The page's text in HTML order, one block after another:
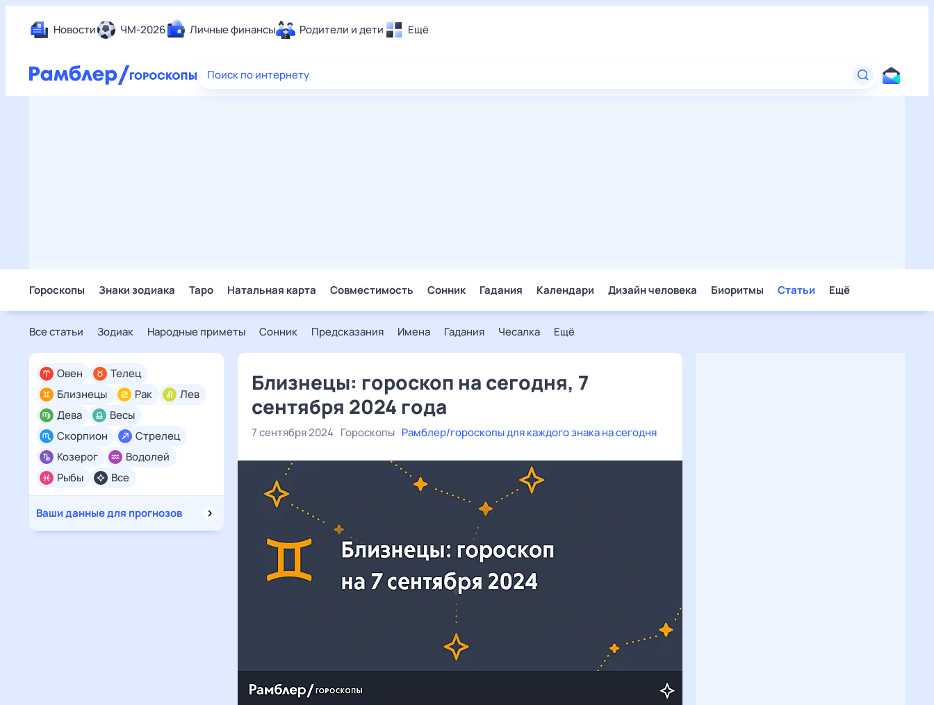
Новости ЧМ-2026 Личные финансы Родители и дети Ещё
Еда
Поиск по интернету
Гороскопы Знаки зодиака Таро Натальная карта Совместимость Сонник Гадания Календари Дизайн человека Биоритмы Статьи Ещё
Все статьи Зодиак Народные приметы Сонник Предсказания Имена Гадания Чесалка Ещё
Все
Овен
Телец
Близнецы
Рак
Лев
Дева
Весы
Скорпион
Стрелец
Козерог
Водолей
Рыбы
Ваши данные для прогнозов
Близнецы: гороскоп на сегодня, 7
сентября 2024 года
7 сентября 2024 Гороскопы Рамблер/гороскопы для каждого знака на сегодня